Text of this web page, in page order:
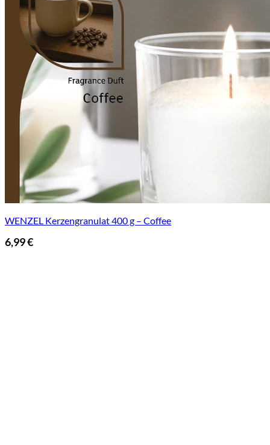
WENZEL Kerzengranulat 400 g – Coffee
6,99€